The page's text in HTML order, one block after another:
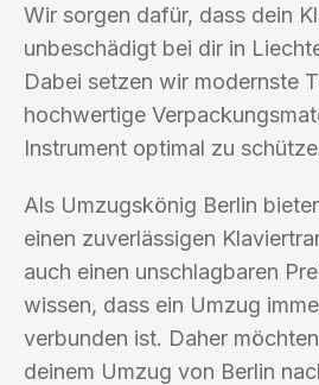
Wir sorgen dafür, dass dein
unbeschädigt bei dir in
Dabei setzen wir modernste
hochwertige
Instrument optimal zu
Als Umzugskönig Berlin
einen zuverlässigen
auch einen unschlagbaren
wissen, dass ein Umzug
verbunden ist. Daher
deinem Umzug von Berlin